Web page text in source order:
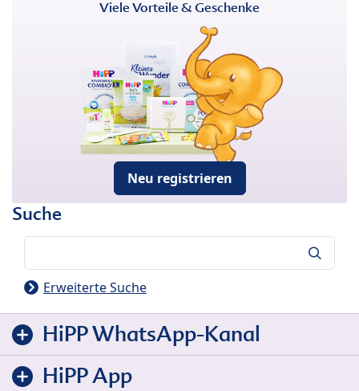
Viele Vorteile & Geschenke
Neu registrieren
Suche
Erweiterte Suche
HiPP WhatsApp-Kanal
HiPP App